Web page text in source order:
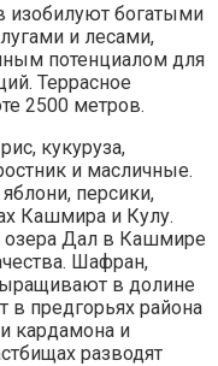
изобилуют богатыми
и лесами,
потенциалом для
Террасное
2500 метров.
кукуруза,
и масличные.
персики,
Кашмира и Кулу.
озера Дал в Кашмире
Шафран,
в долине
предгорьях района
кардамона и
разводят